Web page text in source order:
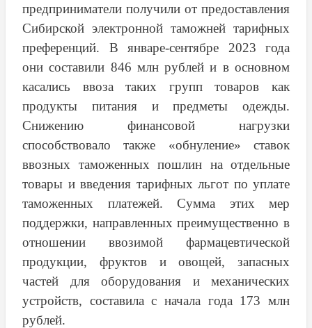
предприниматели получили от предоставления
Сибирской электронной таможней тарифных
преференций. В январе-сентябре 2023 года
они составили 846 млн рублей и в основном
касались ввоза таких групп товаров как
продукты питания и предметы одежды.
Снижению финансовой нагрузки
способствовало также «обнуление» ставок
ввозных таможенных пошлин на отдельные
товары и введения тарифных льгот по уплате
таможенных платежей. Сумма этих мер
поддержки, направленных преимущественно в
отношении ввозимой фармацевтической
продукции, фруктов и овощей, запасных
частей для оборудования и механических
устройств, составила с начала года 173 млн
рублей.